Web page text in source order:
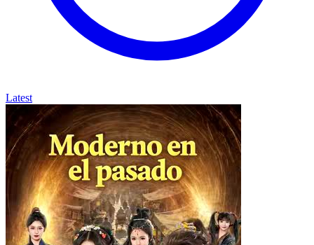
Latest